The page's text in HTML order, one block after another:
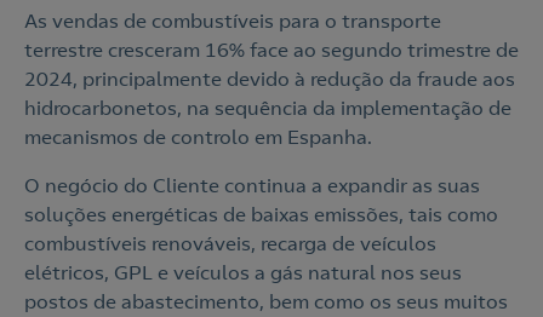
As vendas de combustíveis para o transporte
terrestre cresceram 16% face ao segundo trimestre de
2024, principalmente devido à redução da fraude aos
hidrocarbonetos, na sequência da implementação de
mecanismos de controlo em Espanha.
O negócio do Cliente continua a expandir as suas
soluções energéticas de baixas emissões, tais como
combustíveis renováveis, recarga de veículos
elétricos, GPL e veículos a gás natural nos seus
postos de abastecimento, bem como os seus muitos